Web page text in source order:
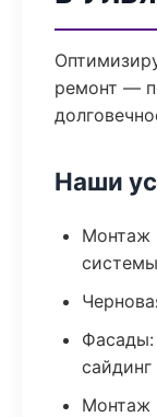
ремонт —
Наши
Монтаж
системы
Фасады:
сайдинг
Монтаж